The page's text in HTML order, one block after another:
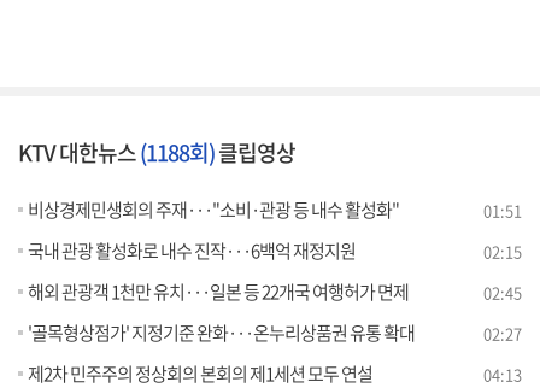
KTV 대한뉴스(1188회)클립영상
비상경제민생회의 주재···"소비·관광 등 내수 활성화" 01:51
국내 관광 활성화로 내수 진작···6백억 재정지원 02:15
해외 관광객 1천만 유치···일본 등 22개국 여행허가 면제 02:45
'골목형상점가' 지정기준 완화···온누리상품권 유통 확대 02:27
제2차 민주주의 정상회의 본회의 제1세션 모두 연설 04:13